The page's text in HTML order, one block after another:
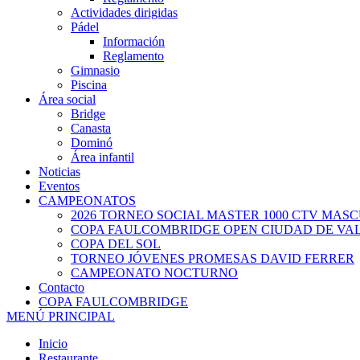
Actividades dirigidas
Pádel
Información
Reglamento
Gimnasio
Piscina
Área social
Bridge
Canasta
Dominó
Área infantil
Noticias
Eventos
CAMPEONATOS
2026 TORNEO SOCIAL MASTER 1000 CTV
COPA FAULCOMBRIDGE OPEN CIUDAD DE
COPA DEL SOL
TORNEO JÓVENES PROMESAS DAVID FERRER
CAMPEONATO NOCTURNO
Contacto
COPA FAULCOMBRIDGE
MENÚ PRINCIPAL
Inicio